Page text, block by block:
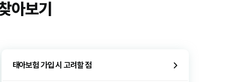
아보기
태아보험 가입 시 고려할 점